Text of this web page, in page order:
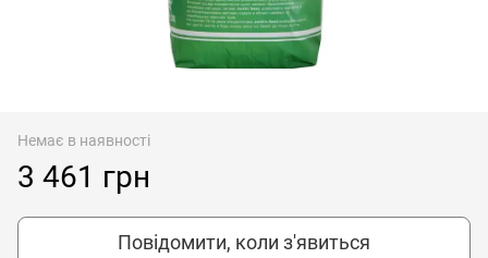
Немає в наявності
3 461 грн
Повідомити, коли з'явиться